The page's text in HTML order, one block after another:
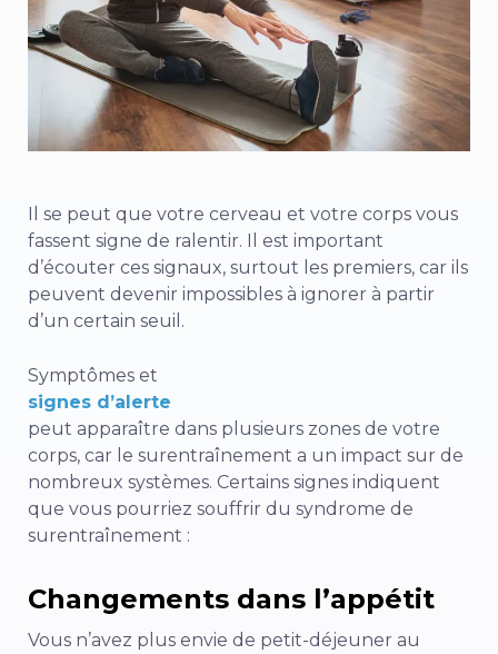
Il se peut que votre cerveau et votre corps vous
fassent signe de ralentir. Il est important
d’écouter ces signaux, surtout les premiers, car ils
peuvent devenir impossibles à ignorer à partir
d’un certain seuil.
Symptômes et
signes d’alerte
peut apparaître dans plusieurs zones de votre
corps, car le surentraînement a un impact sur de
nombreux systèmes. Certains signes indiquent
que vous pourriez souffrir du syndrome de
surentraînement :
Changements dans l’appétit
Vous n’avez plus envie de petit-déjeuner au